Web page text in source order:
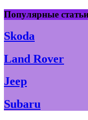
Skip
to
content
Популярные
Skoda
Land Rover
Jeep
Subaru